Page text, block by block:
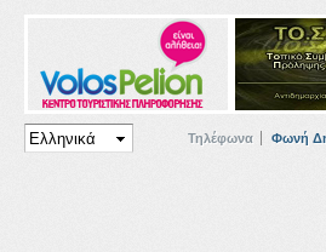
Τηλέφωνα Φωνή